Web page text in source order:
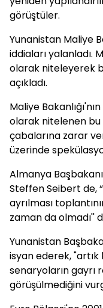
görüştüler.
Yunanistan Maliye
iddiaları yalanladı.
olarak niteleyerek
açıkladı.
Maliye
olarak nitelenen bu
çabalarına zarar
üzerinde
Almanya
Steffen Seibert de,
ayrılması
zaman da olmadı''
Yunanistan
isyan ederek,
senaryoların
görüşülmediğini